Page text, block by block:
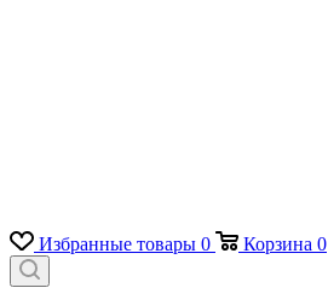
Избранные товары 0 Корзина 0